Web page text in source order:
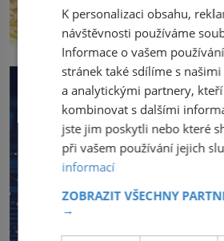
K personalizaci obsahu,
návštěvnosti používáme
Informace o vašem
stránek také sdílíme s
a analytickými partnery,
kombinovat s dalšími
jste jim poskytli nebo které
při vašem používání jejich
informací
ZOBRAZIT VŠECHNY
→